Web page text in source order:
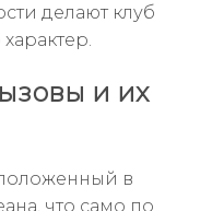
делают клуб
и их
в
что само по